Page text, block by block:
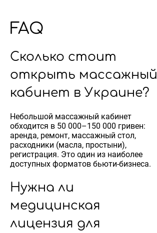
FAQ
Сколько стоит
открыть массажный
кабинет в Украине?
Небольшой массажный кабинет
обходится в 50 000–150 000 гривен:
аренда, ремонт, массажный стол,
расходники (масла, простыни),
регистрация. Это один из наиболее
доступных форматов бьюти-бизнеса.
Нужна ли
медицинская
лицензия для